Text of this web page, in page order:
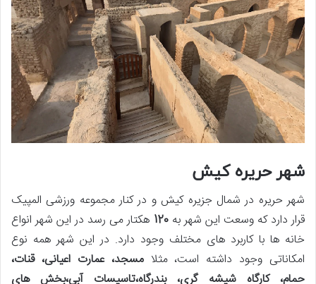
شهر حریره کیش
شهر حریره در شمال جزیره کیش و در کنار مجموعه ورزشی المپیک
قرار دارد که وسعت این شهر به120 هکتار می رسد در این شهر انواع
خانه ها با کاربرد های مختلف وجود دارد. در این شهر همه نوع
امکاناتی وجود داشته است، مثلامسجد، عمارت اعیانی، قنات،
حمام، کارگاه شیشه گری، بندرگاه،تاسیسات آبی،بخش های